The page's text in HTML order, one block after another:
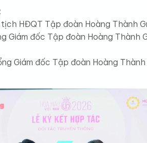
HĐQT Tập đoàn Hoàng Thành
Giám đốc Tập đoàn Hoàng Thành
Giám đốc Tập đoàn Hoàng Thành